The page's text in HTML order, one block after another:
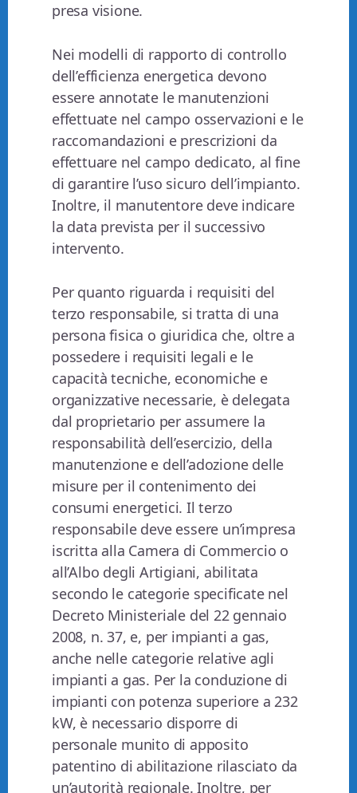
presa visione.
Nei modelli di rapporto di controllo
dell’efficienza energetica devono
essere annotate le manutenzioni
effettuate nel campo osservazioni e le
raccomandazioni e prescrizioni da
effettuare nel campo dedicato, al fine
di garantire l’uso sicuro dell’impianto.
Inoltre, il manutentore deve indicare
la data prevista per il successivo
intervento.
Per quanto riguarda i requisiti del
terzo responsabile, si tratta di una
persona fisica o giuridica che, oltre a
possedere i requisiti legali e le
capacità tecniche, economiche e
organizzative necessarie, è delegata
dal proprietario per assumere la
responsabilità dell’esercizio, della
manutenzione e dell’adozione delle
misure per il contenimento dei
consumi energetici. Il terzo
responsabile deve essere un’impresa
iscritta alla Camera di Commercio o
all’Albo degli Artigiani, abilitata
secondo le categorie specificate nel
Decreto Ministeriale del 22 gennaio
2008, n. 37, e, per impianti a gas,
anche nelle categorie relative agli
impianti a gas. Per la conduzione di
impianti con potenza superiore a 232
kW, è necessario disporre di
personale munito di apposito
patentino di abilitazione rilasciato da
un’autorità regionale. Inoltre, per